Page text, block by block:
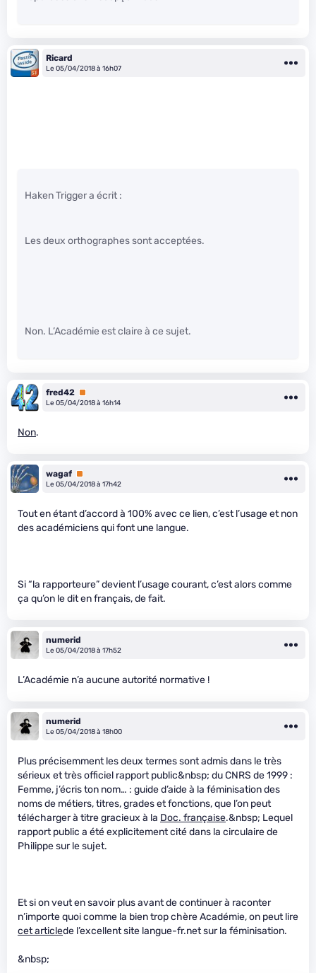
Ricard
Le 05/04/2018 à 16h07
Haken Trigger a écrit :
Les deux orthographes sont acceptées.
Non. L’Académie est claire à ce sujet.
fred42 Premium
Le 05/04/2018 à 16h14
Non.
wagaf Premium
Le 05/04/2018 à 17h42
Tout en étant d’accord à 100% avec ce lien, c’est l’usage et non
des académiciens qui font une langue.
Si “la rapporteure” devient l’usage courant, c’est alors comme
ça qu’on le dit en français, de fait.
numerid
Le 05/04/2018 à 17h52
L’Académie n’a aucune autorité normative !
numerid
Le 05/04/2018 à 18h00
Plus précisemment les deux termes sont admis dans le très
sérieux et très officiel rapport public&nbsp; du CNRS de 1999 :
Femme, j’écris ton nom… : guide d’aide à la féminisation des
noms de métiers, titres, grades et fonctions, que l’on peut
télécharger à titre gracieux à la Doc. française.&nbsp; Lequel
rapport public a été explicitement cité dans la circulaire de
Philippe sur le sujet.
Et si on veut en savoir plus avant de continuer à raconter
n’importe quoi comme la bien trop chère Académie, on peut lire
cet articlede l’excellent site langue-fr.net sur la féminisation.
&nbsp;